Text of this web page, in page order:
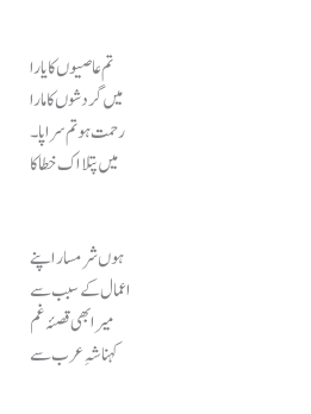
تم عاصیوں کا یارا
میں گردشوں کا مارا
رحمت ہو تم سراپا ۔
میں پتلا اک خطا کا
ہوں شرمسار اپنے
اعمال کے سبب سے
میرا بھی قصئہ غم
کہنا شہِ عرب سے